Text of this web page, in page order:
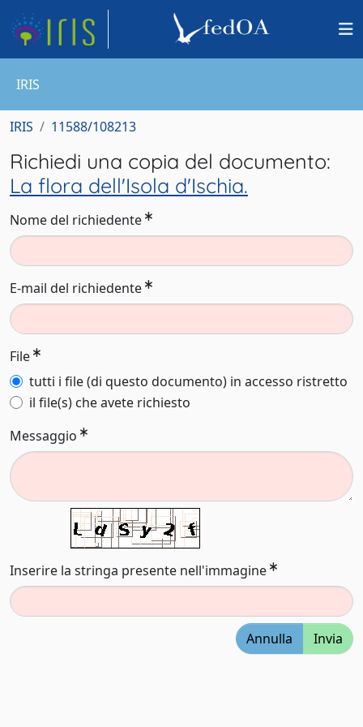
IRIS
IRIS 11588/108213
Richiedi una copia del documento:
La flora dell'Isola d'Ischia.
Nome del richiedente
E-mail del richiedente
File
tutti i file (di questo documento) in accesso ristretto
il file(s) che avete richiesto
Messaggio
Inserire la stringa presente nell'immagine
Annulla Invia